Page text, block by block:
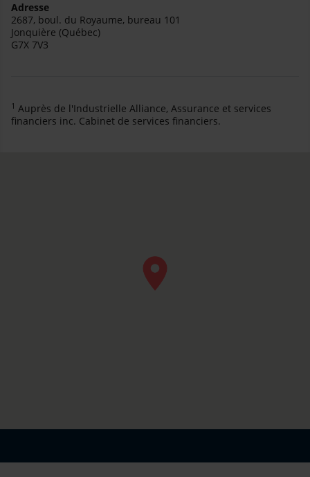
Adresse
2687, boul. du Royaume, bureau 101
Jonquière (Québec)
G7X 7V3
1 Auprès de l'Industrielle Alliance, Assurance et services
financiers inc. Cabinet de services financiers.